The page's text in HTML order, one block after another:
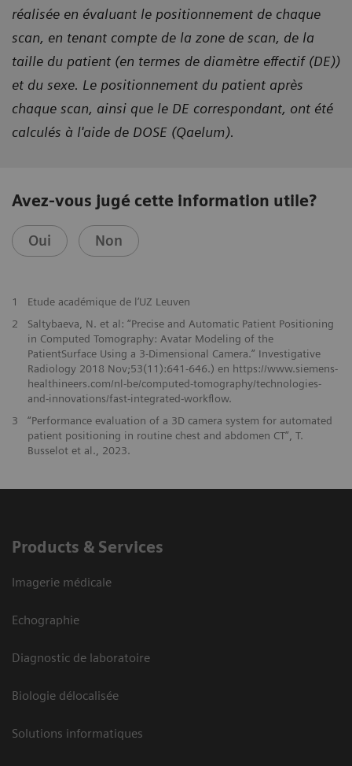
réalisée en évaluant le positionnement de chaque
scan, en tenant compte de la zone de scan, de la
taille du patient (en termes de diamètre effectif (DE))
et du sexe. Le positionnement du patient après
chaque scan, ainsi que le DE correspondant, ont été
calculés à l'aide de DOSE (Qaelum).
Avez-vous jugé cette information utile?
Oui Non
​1
Etude académique de l’UZ Leuven
2
Saltybaeva, N. et al: “Precise and Automatic Patient Positioning
in Computed Tomography: Avatar Modeling of the
PatientSurface Using a 3-Dimensional Camera.” Investigative
Radiology 2018 Nov;53(11):641-646.) en https://www.siemens-
healthineers.com/nl-be/computed-tomography/technologies-
and-innovations/fast-integrated-workflow.
3
“Performance evaluation of a 3D camera system for automated
patient positioning in routine chest and abdomen CT”, T.
Busselot et al., 2023.
Products & Services
Imagerie médicale
Echographie
Diagnostic de laboratoire
Biologie délocalisée
Solutions informatiques